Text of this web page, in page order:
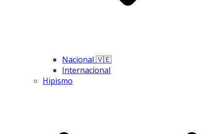
Nacional 🇻🇪
Internacional
Hipismo